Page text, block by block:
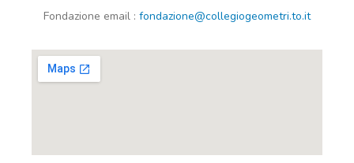
Fondazione email : fondazione@collegiogeometri.to.it